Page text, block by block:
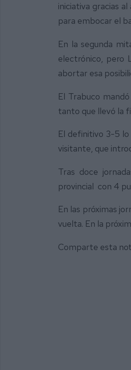
iniciativa gracias
para embocar el
En la segunda
electrónico, pero
abortar esa
El Trabuco
tanto que llevó la
El definitivo 3-5 lo
visitante, que
Tras doce
provincial con 4
En las próximas
vuelta. En la
Comparte esta